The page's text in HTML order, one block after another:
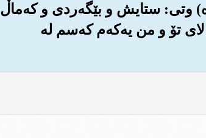
وتی: ستایش و بێگه‌ردی و که‌ماڵ
تۆ و من یه‌که‌م که‌سم له